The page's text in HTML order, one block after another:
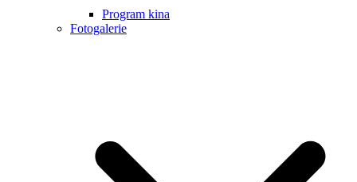
Program kina
Fotogalerie